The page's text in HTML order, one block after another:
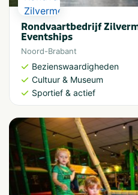
Rondvaartbedrijf
Eventships
Noord-Brabant
Bezienswaardigheden
Cultuur & Museum
Sportief & actief